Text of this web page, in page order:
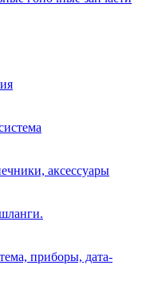
аксессуары
приборы, дата-